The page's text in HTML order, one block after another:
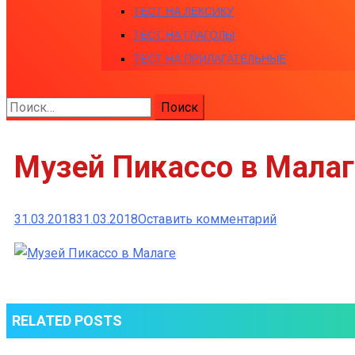
ТЕСТ НА ЛЕКСИКУ
ТЕСТ НА ГЛАГОЛЫ
ТЕСТ НА ПРИЛАГАТЕЛЬНЫЕ
Найти:
Музей Пикассо в
31.03.201831.03.2018Оставить комментарийк
Малаге
RELATED POSTS